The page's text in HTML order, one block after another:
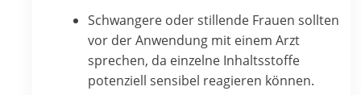
Schwangere oder stillende Frauen sollten
vor der Anwendung mit einem Arzt
sprechen, da einzelne Inhaltsstoffe
potenziell sensibel reagieren können.